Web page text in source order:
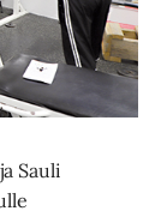
Sauli